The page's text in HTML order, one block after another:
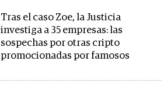
Tras el caso Zoe, la Justicia
investiga a 35 empresas: las
sospechas por otras cripto
promocionadas por famosos